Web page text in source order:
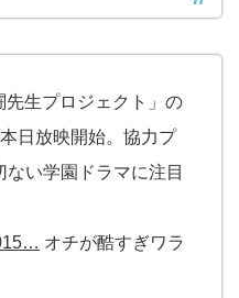
先生プロジェクト」の
日放映開始。協力プ
い学園ドラマに注目
オチが酷すぎワラ